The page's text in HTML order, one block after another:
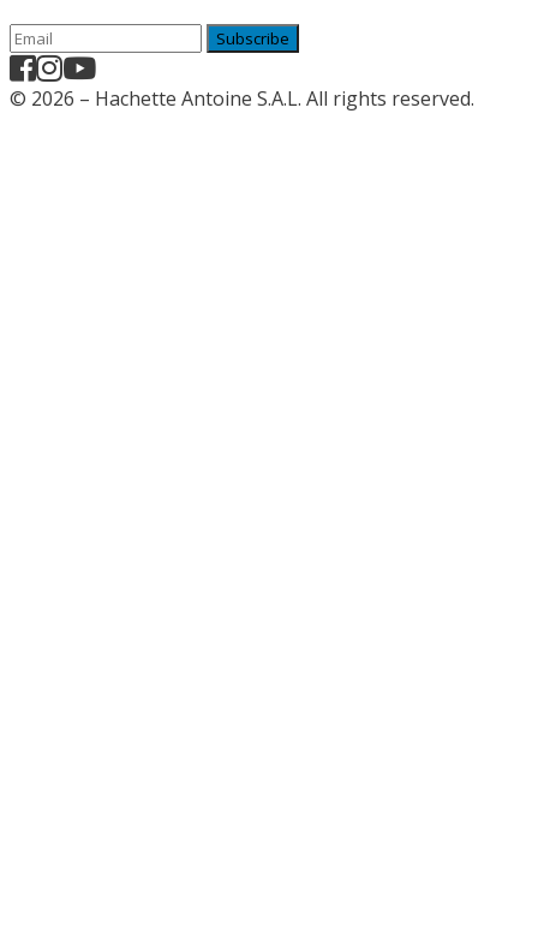
Subscribe
© 2026 – Hachette Antoine S.A.L. All rights reserved.